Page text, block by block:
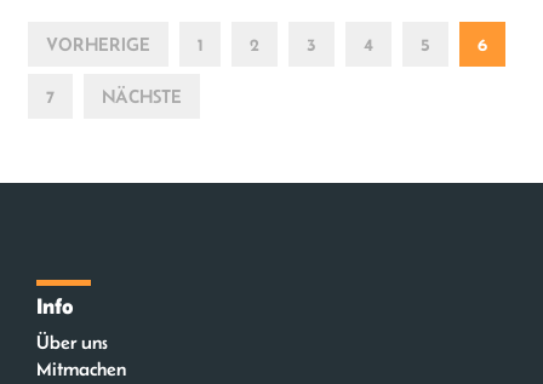
VORHERIGE 1 2 3 4 5 6
7 NÄCHSTE
Info
Über uns
Mitmachen